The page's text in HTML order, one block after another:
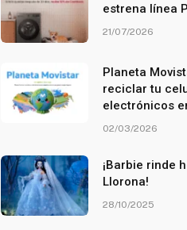
estrena línea
21/07/2026
Planeta
reciclar tu
electrónicos
02/03/2026
¡Barbie rinde
Llorona!
28/10/2025